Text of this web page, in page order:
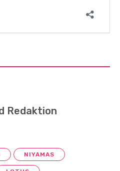
Redaktion
NIYAMAS